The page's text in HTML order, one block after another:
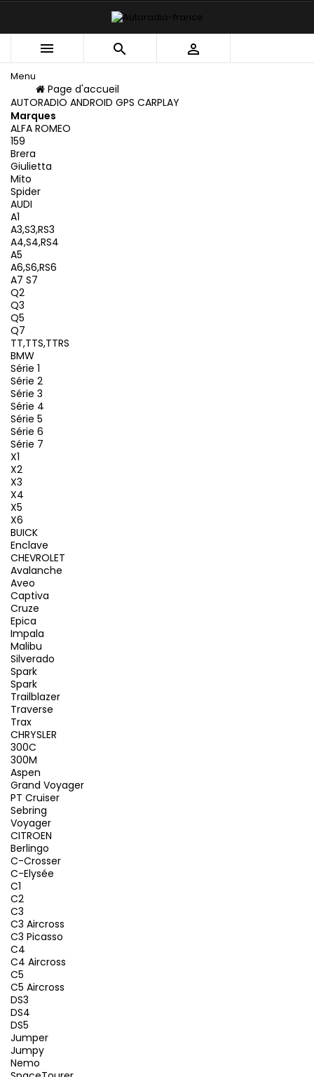
  
Menu
Page d'accueil
AUTORADIO ANDROID GPS CARPLAY
Marques
ALFA ROMEO
159
Brera
Giulietta
Mito
Spider
AUDI
A1
A3,S3,RS3
A4,S4,RS4
A5
A6,S6,RS6
A7 S7
Q2
Q3
Q5
Q7
TT,TTS,TTRS
BMW
Série 1
Série 2
Série 3
Série 4
Série 5
Série 6
Série 7
X1
X2
X3
X4
X5
X6
BUICK
Enclave
CHEVROLET
Avalanche
Aveo
Captiva
Cruze
Epica
Impala
Malibu
Silverado
Spark
Spark
Trailblazer
Traverse
Trax
CHRYSLER
300C
300M
Aspen
Grand Voyager
PT Cruiser
Sebring
Voyager
CITROEN
Berlingo
C-Crosser
C-Elysée
C1
C2
C3
C3 Aircross
C3 Picasso
C4
C4 Aircross
C5
C5 Aircross
DS3
DS4
DS5
Jumper
Jumpy
Nemo